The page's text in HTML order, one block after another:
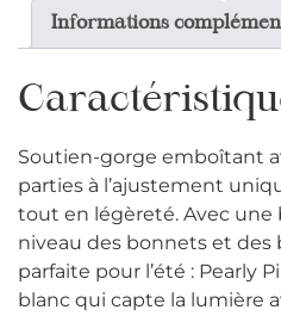
Informations
Soutien-gorge emboîtant
parties à l’ajustement
tout en légèreté. Avec une
niveau des bonnets et des
parfaite pour l’été : Pearly
blanc qui capte la lumière